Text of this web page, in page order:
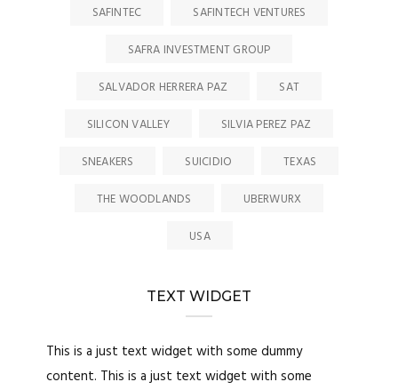
SAFINTEC
SAFINTECH VENTURES
SAFRA INVESTMENT GROUP
SALVADOR HERRERA PAZ
SAT
SILICON VALLEY
SILVIA PEREZ PAZ
SNEAKERS
SUICIDIO
TEXAS
THE WOODLANDS
UBERWURX
USA
TEXT WIDGET
This is a just text widget with some dummy
content. This is a just text widget with some